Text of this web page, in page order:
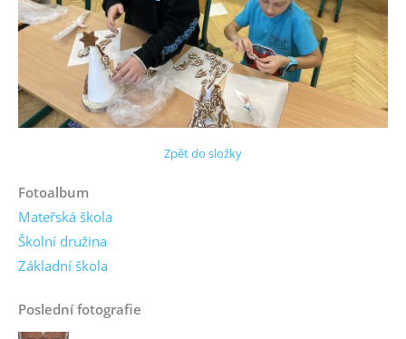
Zpět do složky
Fotoalbum
Mateřská škola
Školní družina
Základní škola
Poslední fotografie